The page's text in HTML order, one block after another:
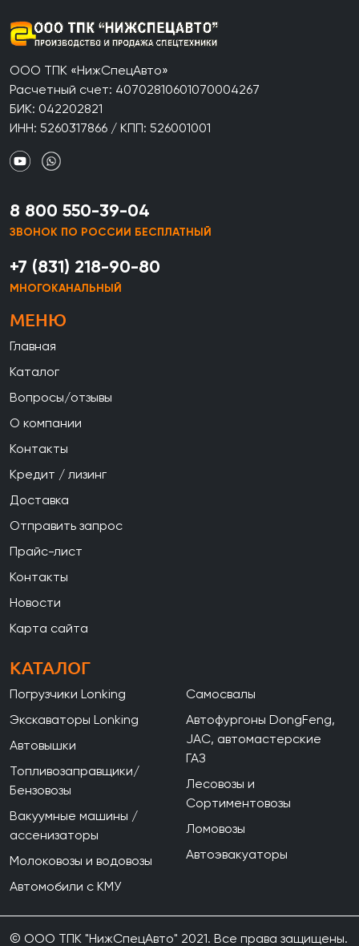
ООО ТПК «НижСпецАвто»
Расчетный счет: 40702810601070004267
БИК: 042202821
ИНН: 5260317866 / КПП: 526001001
8 800 550-39-04
ЗВОНОК ПО РОССИИ БЕСПЛАТНЫЙ
+7 (831) 218-90-80
МНОГОКАНАЛЬНЫЙ
МЕНЮ
Главная
Каталог
Вопросы/отзывы
О компании
Контакты
Кредит / лизинг
Доставка
Отправить запрос
Прайс-лист
Контакты
Новости
Карта сайта
КАТАЛОГ
Погрузчики Lonking
Экскаваторы Lonking
Автовышки
Топливозаправщики/
Бензовозы
Вакуумные машины /
ассенизаторы
Молоковозы и водовозы
Автомобили с КМУ
Самосвалы
Автофургоны DongFeng,
JAC, автомастерские
ГАЗ
Лесовозы и
Сортиментовозы
Ломовозы
Автоэвакуаторы
© ООО ТПК "НижСпецАвто" 2021. Все права защищены.